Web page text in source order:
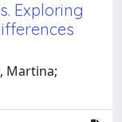
Exploring
Martina;